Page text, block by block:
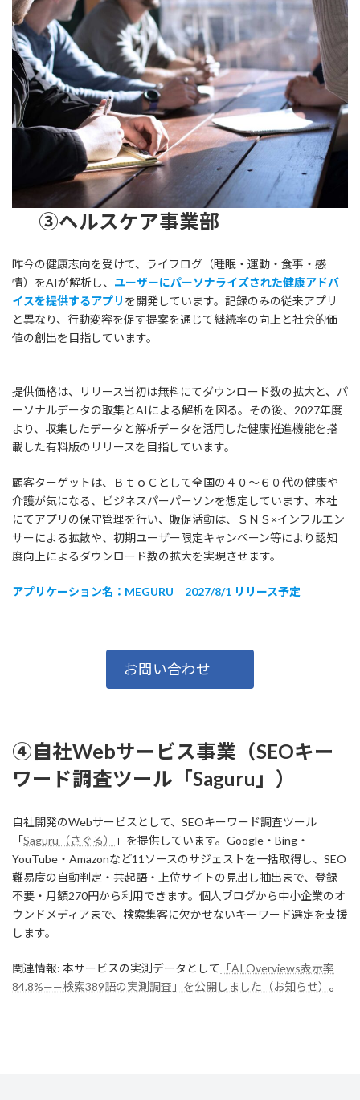
③ヘルスケア事業部
昨今の健康志向を受けて、ライフログ（睡眠・運動・食事・感
情）をAIが解析し、 ユーザーにパーソナライズされた健康アドバ
イスを提供するアプリ を開発しています。記録のみの従来アプリ
と異なり、行動変容を促す提案を通じて継続率の向上と社会的価
値の創出を目指しています。
提供価格は、リリース当初は無料にてダウンロード数の拡大と、パ
ーソナルデータの取集とAIによる解析を図る。その後、2027年度
より、収集したデータと解析データを活用した健康推進機能を搭
載した有料版のリリースを目指しています。
顧客ターゲットは、ＢｔｏＣとして全国の４０～６０代の健康や
介護が気になる、ビジネスパーパーソンを想定しています、本社
にてアプリの保守管理を行い、販促活動は、ＳＮＳ×インフルエン
サーによる拡散や、初期ユーザー限定キャンペーン等により認知
度向上によるダウンロード数の拡大を実現させます。
アプリケーション名：MEGURU 2027/8/1 リリース予定
お問い合わせ
④自社Webサービス事業（SEOキー
ワード調査ツール「Saguru」）
自社開発のWebサービスとして、SEOキーワード調査ツール
「Saguru（さぐる）
」を提供しています。Google・Bing・
YouTube・Amazonなど11ソースのサジェストを一括取得し、SEO
難易度の自動判定・共起語・上位サイトの見出し抽出まで、登録
不要・月額270円から利用できます。個人ブログから中小企業のオ
ウンドメディアまで、検索集客に欠かせないキーワード選定を支援
します。
関連情報: 本サービスの実測データとして
「AI Overviews表示率
84.8%——検索389語の実測調査」を公開しました（お知らせ） 。